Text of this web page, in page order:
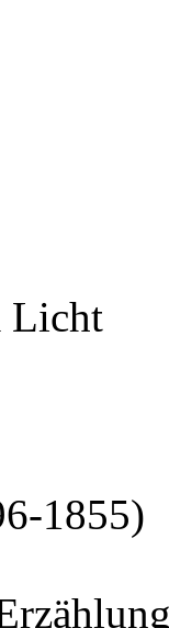
Licht
1855)